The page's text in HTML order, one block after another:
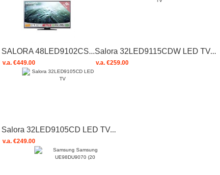
SALORA 48LED9102CS...
v.a. €449.00
Salora 32LED9115CDW LED TV...
v.a. €259.00
Salora 32LED9105CD LED TV...
v.a. €249.00